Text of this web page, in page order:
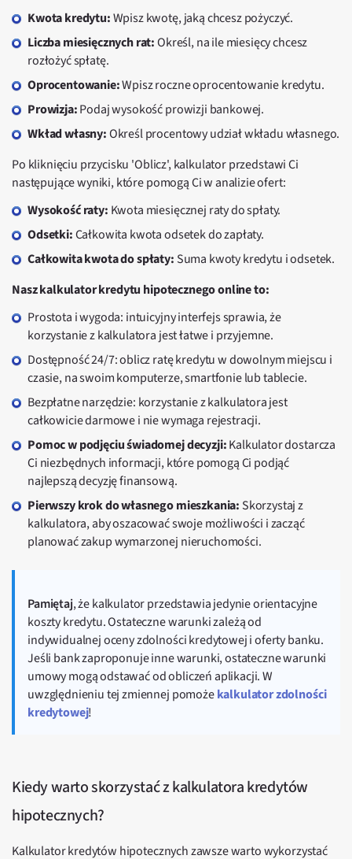
Kwota kredytu:Wpisz kwotę, jaką chcesz pożyczyć.
Liczba miesięcznych rat:Określ, na ile miesięcy chcesz
rozłożyć spłatę.
Oprocentowanie:Wpisz roczne oprocentowanie kredytu.
Prowizja:Podaj wysokość prowizji bankowej.
Wkład własny:Określ procentowy udział wkładu własnego.
Po kliknięciu przycisku 'Oblicz', kalkulator przedstawi Ci
następujące wyniki, które pomogą Ci w analizie ofert:
Wysokość raty: Kwota miesięcznej raty do spłaty.
Odsetki:Całkowita kwota odsetek do zapłaty.
Całkowita kwota do spłaty: Suma kwoty kredytu i odsetek.
Nasz kalkulator kredytu hipotecznego online to:
Prostota i wygoda: intuicyjny interfejs sprawia, że
korzystanie z kalkulatora jest łatwe i przyjemne.
Dostępność 24/7: oblicz ratę kredytu w dowolnym miejscu i
czasie, na swoim komputerze, smartfonie lub tablecie.
Bezpłatne narzędzie: korzystanie z kalkulatora jest
całkowicie darmowe i nie wymaga rejestracji.
Pomoc w podjęciu świadomej decyzji:Kalkulator dostarcza
Ci niezbędnych informacji, które pomogą Ci podjąć
najlepszą decyzję finansową.
Pierwszy krok do własnego mieszkania: Skorzystaj z
kalkulatora, aby oszacować swoje możliwości i zacząć
planować zakup wymarzonej nieruchomości.
Pamiętaj, że kalkulator przedstawia jedynie orientacyjne
koszty kredytu. Ostateczne warunki zależą od
indywidualnej oceny zdolności kredytowej i oferty banku.
Jeśli bank zaproponuje inne warunki, ostateczne warunki
umowy mogą odstawać od obliczeń aplikacji. W
uwzględnieniu tej zmiennej pomożekalkulator zdolności
kredytowej!
Kiedy warto skorzystać z kalkulatora kredytów
hipotecznych?
Kalkulator kredytów hipotecznych zawsze warto wykorzystać